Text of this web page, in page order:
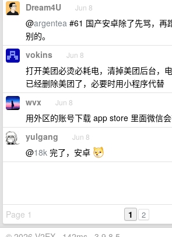
Dream4U Jun 8
@argentea #61 国产安卓除了先骂，再
别的。
vokins Jun 8
打开美团必烫必耗电，清掉美团后台，
已经删除美团了，必要时用小程序代替
wvx Jun 8
用外区的账号下载 app store 里面微信会
yulgang Jun 8
@18k 完了，安卓
Page 1 1 2